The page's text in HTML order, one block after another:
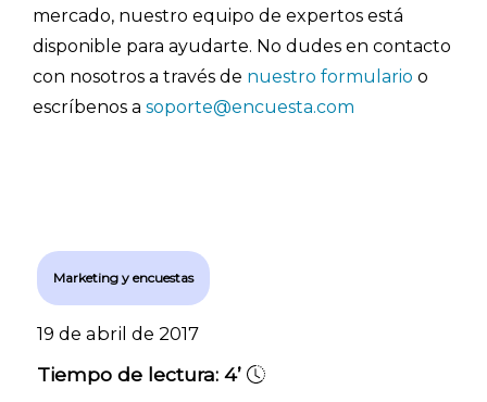
- Encuestas de NPS
- Encuestas de satisfacción de cliente
mercado, nuestro equipo de expertos está
disponible para ayudarte. No dudes en contacto
con nosotros a través de nuestro formulario o
escríbenos a soporte@encuesta.com
Marketing y encuestas
19 de abril de 2017
Tiempo de lectura: 4’